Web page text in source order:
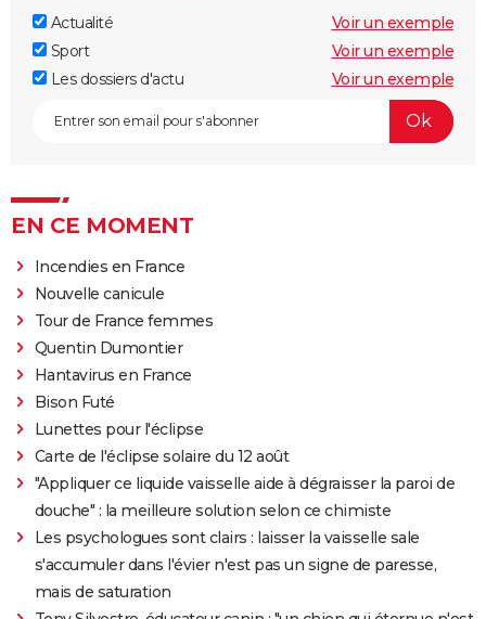
Actualité
Voir un exemple
Sport
Voir un exemple
Les dossiers d'actu
Voir un exemple
EN CE MOMENT
Incendies en France
Nouvelle canicule
Tour de France femmes
Quentin Dumontier
Hantavirus en France
Bison Futé
Lunettes pour l'éclipse
Carte de l'éclipse solaire du 12 août
"Appliquer ce liquide vaisselle aide à dégraisser la paroi de
douche" : la meilleure solution selon ce chimiste
Les psychologues sont clairs : laisser la vaisselle sale
s'accumuler dans l'évier n'est pas un signe de paresse,
mais de saturation